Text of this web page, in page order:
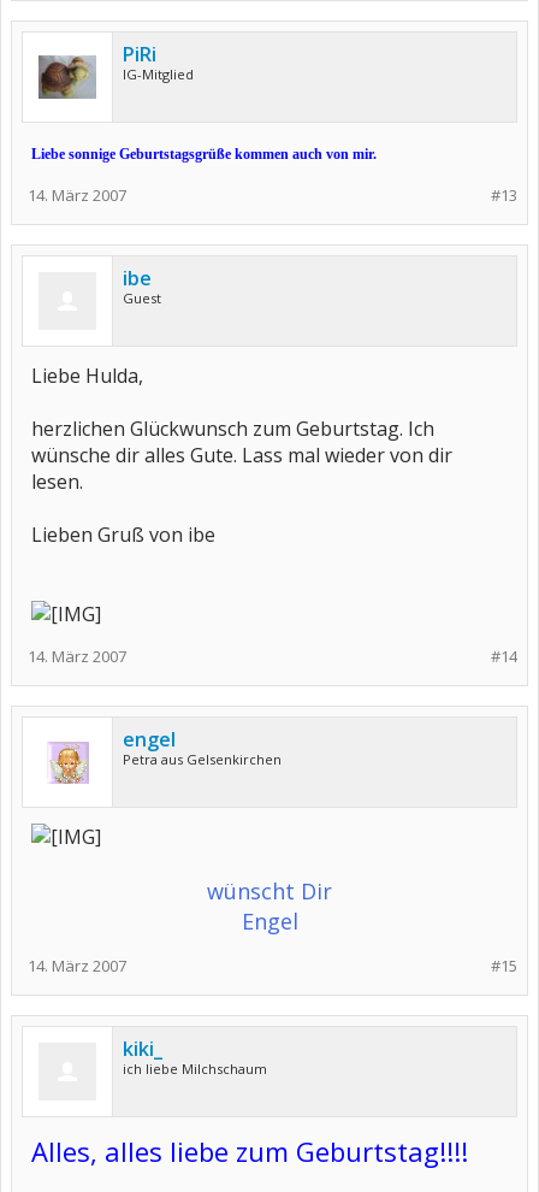
PiRi
IG-Mitglied
Liebe sonnige Geburtstagsgrüße kommen auch von mir.
#13
14. März 2007
ibe
Guest
Liebe Hulda,
herzlichen Glückwunsch zum Geburtstag. Ich
wünsche dir alles Gute. Lass mal wieder von dir
lesen.
Lieben Gruß von ibe
#14
14. März 2007
engel
Petra aus Gelsenkirchen
wünscht Dir
Engel
#15
14. März 2007
kiki_
ich liebe Milchschaum
Alles, alles liebe zum Geburtstag!!!!